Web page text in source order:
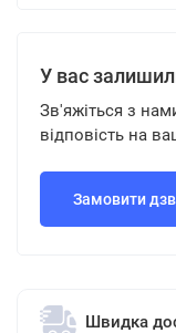
У вас
Зв'яжіться з
відповість на
Замовити
Швидка